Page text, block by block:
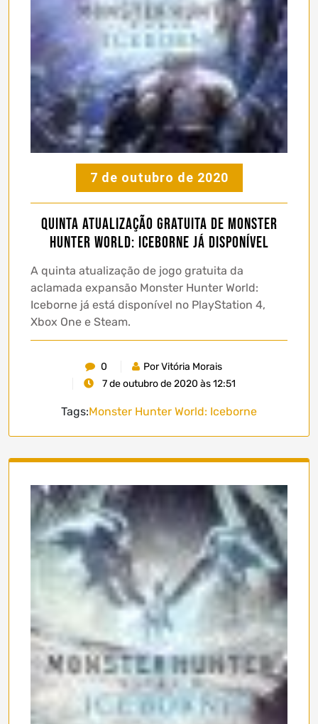
7 de outubro de 2020
Quinta Atualização Gratuita de Monster
Hunter World: Iceborne Já Disponível
A quinta atualização de jogo gratuita da
aclamada expansão Monster Hunter World:
Iceborne já está disponível no PlayStation 4,
Xbox One e Steam.
0
Por Vitória Morais
7 de outubro de 2020 às 12:51
Tags:Monster Hunter World: Iceborne